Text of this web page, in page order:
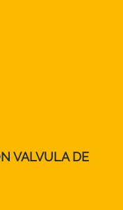
VALVULA DE